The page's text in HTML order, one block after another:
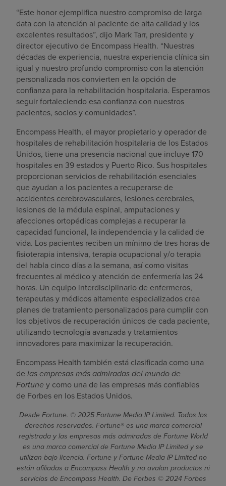
“Este honor ejemplifica nuestro compromiso de larga
data con la atención al paciente de alta calidad y los
excelentes resultados”, dijo Mark Tarr, presidente y
director ejecutivo de Encompass Health. “Nuestras
décadas de experiencia, nuestra experiencia clínica sin
igual y nuestro profundo compromiso con la atención
personalizada nos convierten en la opción de
confianza para la rehabilitación hospitalaria. Esperamos
seguir fortaleciendo esa confianza con nuestros
pacientes, socios y comunidades”.
Encompass Health, el mayor propietario y operador de
hospitales de rehabilitación hospitalaria de los Estados
Unidos, tiene una presencia nacional que incluye 170
hospitales en 39 estados y Puerto Rico. Sus hospitales
proporcionan servicios de rehabilitación esenciales
que ayudan a los pacientes a recuperarse de
accidentes cerebrovasculares, lesiones cerebrales,
lesiones de la médula espinal, amputaciones y
afecciones ortopédicas complejas a recuperar la
capacidad funcional, la independencia y la calidad de
vida. Los pacientes reciben un mínimo de tres horas de
fisioterapia intensiva, terapia ocupacional y/o terapia
del habla cinco días a la semana, así como visitas
frecuentes al médico y atención de enfermería las 24
horas. Un equipo interdisciplinario de enfermeros,
terapeutas y médicos altamente especializados crea
planes de tratamiento personalizados para cumplir con
los objetivos de recuperación únicos de cada paciente,
utilizando tecnología avanzada y tratamientos
innovadores para maximizar la recuperación.
Encompass Health también está clasificada como una
de las empresas más admiradas del mundo de
Fortune y como una de las empresas más confiables
de Forbes en los Estados Unidos.
Desde Fortune. © 2025 Fortune Media IP Limited. Todos los
derechos reservados. Fortune® es una marca comercial
registrada y las empresas más admiradas de Fortune World
es una marca comercial de Fortune Media IP Limited y se
utilizan bajo licencia. Fortune y Fortune Media IP Limited no
están afiliadas a Encompass Health y no avalan productos ni
servicios de Encompass Health. De Forbes © 2024 Forbes